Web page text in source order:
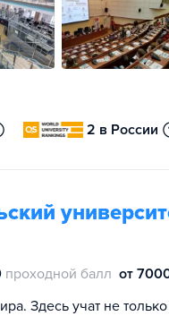
2 в России
проходной балл от
Здесь учат не